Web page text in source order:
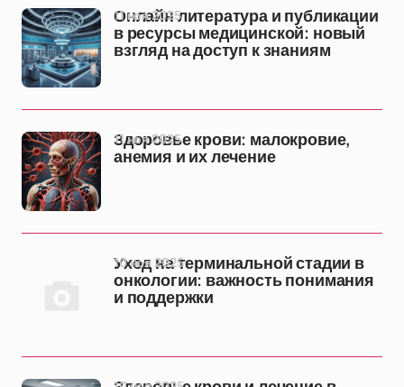
Онлайн литература и публикации
в ресурсы медицинской: новый
взгляд на доступ к знаниям
11 ноя 2025
Здоровье крови: малокровие,
анемия и их лечение
11 ноя 2025
Уход на терминальной стадии в
онкологии: важность понимания
и поддержки
10 ноя 2025